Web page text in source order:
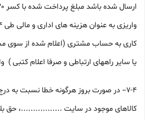
کاری به حساب مشتری (اعلام شده از سوی
یا سایر راههای ارتباطی و صرفا اعلام کتبی )
7-۴– در صورت بروز هرگونه خطا نسبت به
کالاهای موجود در سایت .................، حق